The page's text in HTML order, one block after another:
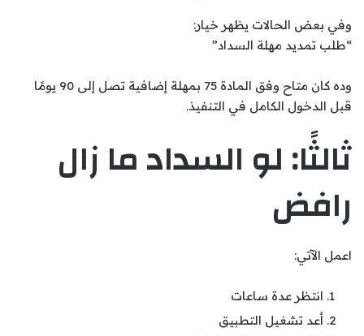
وفي بعض الحالات يظهر خيار:
“طلب تمديد مهلة السداد”
وده كان متاح وفق المادة 75 بمهلة إضافية تصل إلى 90 يومًا
قبل الدخول الكامل في التنفيذ.
ثالثًا: لو السداد ما زال
رافض
اعمل الآتي:
انتظر عدة ساعات
أعد تشغيل التطبيق